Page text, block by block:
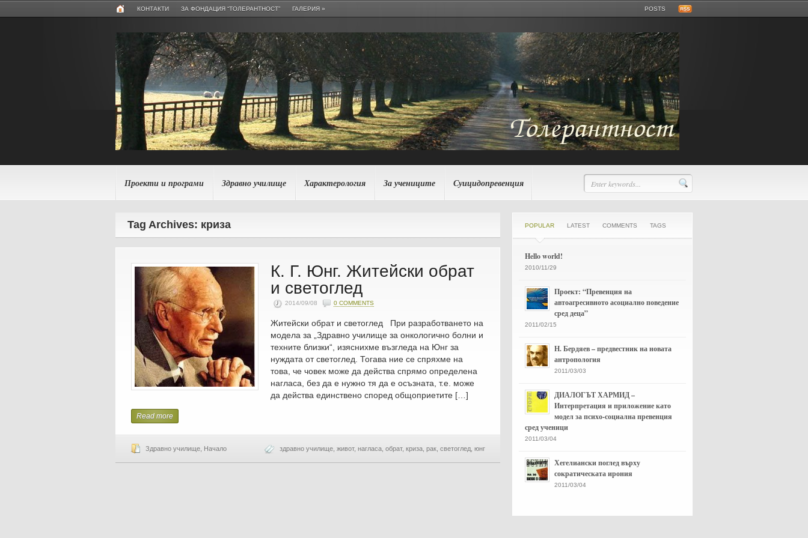
КОНТАКТИ ЗА ФОНДАЦИЯ “ТОЛЕРАНТНОСТ” ГАЛЕРИЯ » POSTS
Проекти и програми Здравно училище Характерология За учениците Суицидопревенция
Tag Archives: криза
К. Г. Юнг. Житейски обрат
и светоглед
2014/09/08 0 COMMENTS
Житейски обрат и светоглед При разработването на
модела за „Здравно училище за онкологично болни и
техните близки“, изяснихме възгледа на Юнг за
нуждата от светоглед. Тогава ние се спряхме на
това, че човек може да действа спрямо определена
нагласа, без да е нужно тя да е осъзната, т.е. може
да действа единствено според общоприетите […]
Read more
Здравно училище Начало здравно училище живот, нагласа обрат, криза рак светоглед юнг
POPULAR LATEST COMMENTS TAGS
Hello world!
2010/11/29
Проект: “Превенция на
автоагресивното асоциално поведение
сред деца”
2011/02/15
Н. Бердяев – предвестник на новата
антропология
2011/03/03
ДИАЛОГЪТ ХАРМИД –
Интерпретация и приложение като
модел за психо-социална превенция
сред ученици
2011/03/04
Хегелиански поглед върху
сократическата ирония
2011/03/04